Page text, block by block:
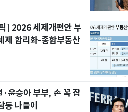
] 2026 세제개편안 부
제 합리화-종합부동산
·윤승아 부부, 손 꼭 잡
동 나들이